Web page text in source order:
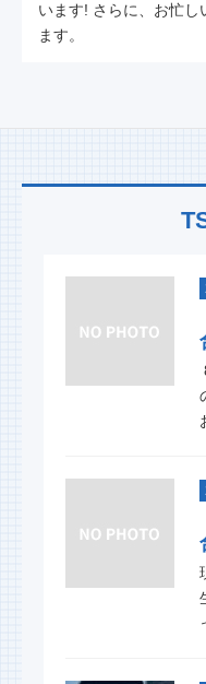
います! さらに、お忙
ます。